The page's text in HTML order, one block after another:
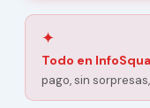
✦
Todo en
pago, sin